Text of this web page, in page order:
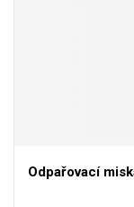
Odpařovací